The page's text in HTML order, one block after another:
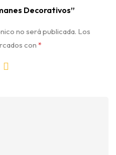
Decorativos”
no será publicada. Los
con *